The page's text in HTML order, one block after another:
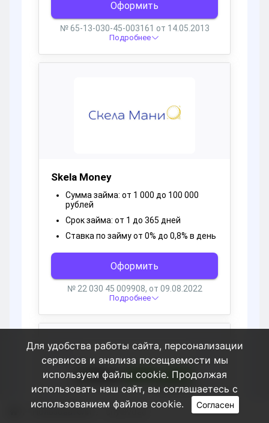
Пользователи eriylavoea
Для удобства работы сайта, персонализации
сервисов и анализа посещаемости мы
используем файлы cookie. Продолжая
использовать наш сайт, вы соглашаетесь с
использованием файлов cookie.
Согласен